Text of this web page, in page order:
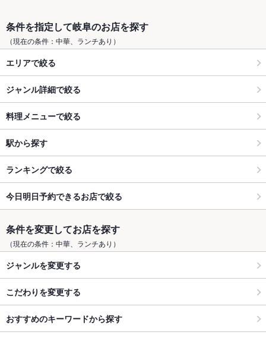
条件を指定して岐阜のお店を探す
（現在の条件：中華、ランチあり）
エリアで絞る
ジャンル詳細で絞る
料理メニューで絞る
駅から探す
ランキングで絞る
今日明日予約できるお店で絞る
条件を変更してお店を探す
（現在の条件：中華、ランチあり）
ジャンルを変更する
こだわりを変更する
おすすめのキーワードから探す